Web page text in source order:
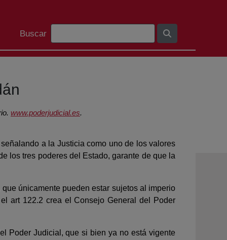
Barra de búsqueda
Buscar
www.poderjudicial.es.
a la Justicia como uno de los valores
los tres poderes del Estado, garante de que la
únicamente pueden estar sujetos al im­perio
art 122.2 crea el Consejo General del Poder
Poder Judicial, que si bien ya no está vigente